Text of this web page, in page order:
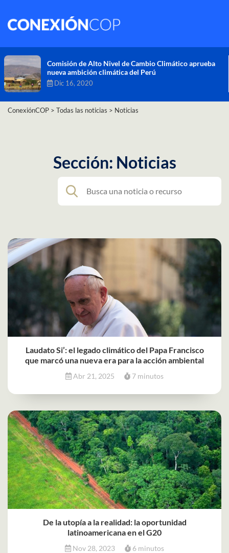
Comisión de Alto Nivel de Cambio Climático aprueba
nueva ambición climática del Perú
Dic 16, 2020
ConexiónCOP > Todas las noticias > Noticias
Sección: Noticias
Laudato Si’: el legado climático del Papa Francisco
que marcó una nueva era para la acción ambiental
Abr 21, 2025 7 minutos
De la utopía a la realidad: la oportunidad
latinoamericana en el G20
Nov 28, 2023 6 minutos